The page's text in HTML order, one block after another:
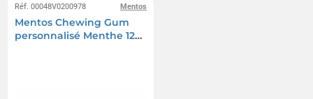
Mentos
Réf. 00048V0200978
Mentos Chewing Gum
personnalisé Menthe 12